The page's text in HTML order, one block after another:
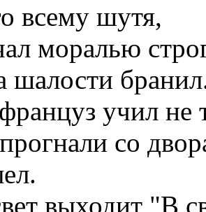
всему шутя,
моралью
шалости
учил не
со
выходит "В